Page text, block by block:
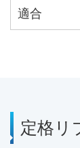
適合
定格リ